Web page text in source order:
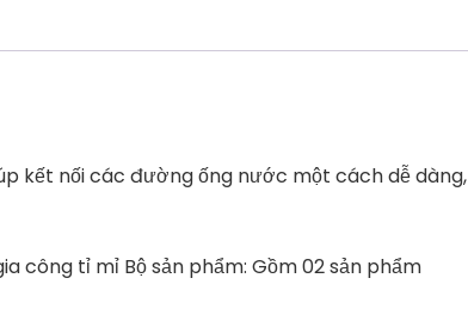
kết nối các đường ống nước một cách dễ dàng,
công tỉ mỉ Bộ sản phẩm: Gồm 02 sản phẩm